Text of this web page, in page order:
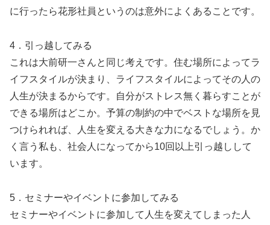
に行ったら花形社員というのは意外によくあることです。
4．引っ越してみる
これは大前研一さんと同じ考えです。住む場所によってラ
イフスタイルが決まり、ライフスタイルによってその人の
人生が決まるからです。自分がストレス無く暮らすことが
できる場所はどこか。予算の制約の中でベストな場所を見
つけられれば、人生を変える大きな力になるでしょう。か
く言う私も、社会人になってから10回以上引っ越しして
います。
5．セミナーやイベントに参加してみる
セミナーやイベントに参加して人生を変えてしまった人